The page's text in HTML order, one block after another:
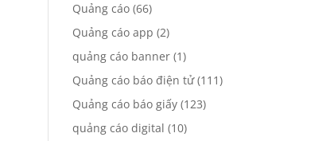
Quảng cáo (66)
Quảng cáo app (2)
quảng cáo banner (1)
Quảng cáo báo điện tử(111)
Quảng cáo báo giấy (123)
quảng cáo digital (10)